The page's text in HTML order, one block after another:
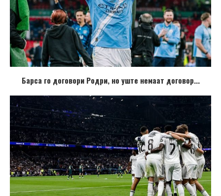
Барса го договори Родри, но уште немаат договор...